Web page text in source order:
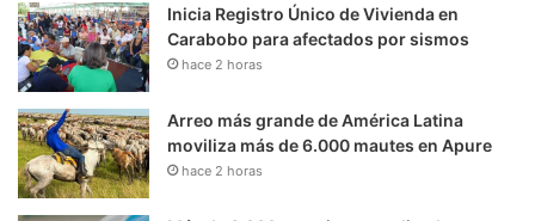
Inicia Registro Único de Vivienda en
Carabobo para afectados por sismos
hace 2 horas
Arreo más grande de América Latina
moviliza más de 6.000 mautes en Apure
hace 2 horas